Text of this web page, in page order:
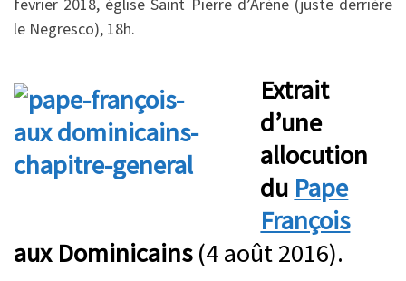
février 2018, église Saint Pierre d’Arène (juste derrière
le Negresco), 18h.
Extrait
d’une
allocution
du Pape
François
aux Dominicains(4 août 2016).